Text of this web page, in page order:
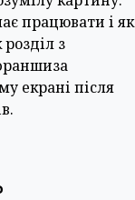
працювати і як
з
екрані після